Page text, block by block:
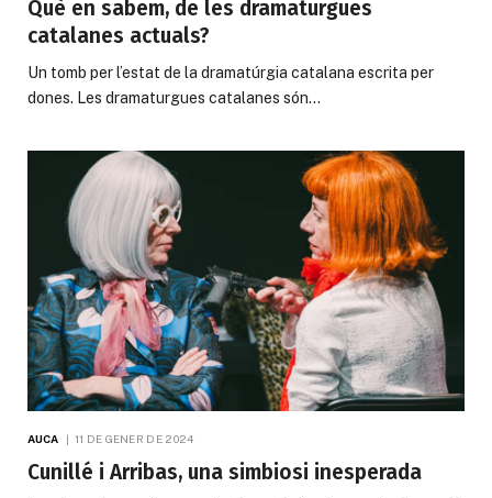
Què en sabem, de les dramaturgues
catalanes actuals?
Un tomb per l’estat de la dramatúrgia catalana escrita per
dones. Les dramaturgues catalanes són…
AUCA 11 DE GENER DE 2024
Cunillé i Arribas, una simbiosi inesperada